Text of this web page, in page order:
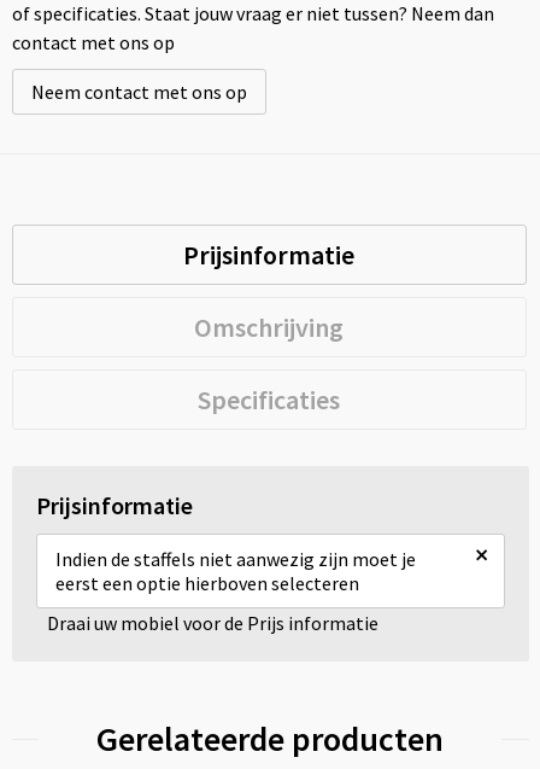
of specificaties. Staat jouw vraag er niet tussen? Neem dan
contact met ons op
Neem contact met ons op
Prijsinformatie
Omschrijving
Specificaties
Prijsinformatie
Indien de staffels niet aanwezig zijn moet je
eerst een optie hierboven selecteren
×
Draai uw mobiel voor de Prijs informatie
Gerelateerde producten